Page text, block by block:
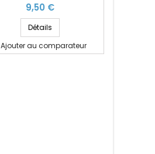
9,50 €
Détails
Ajouter au comparateur